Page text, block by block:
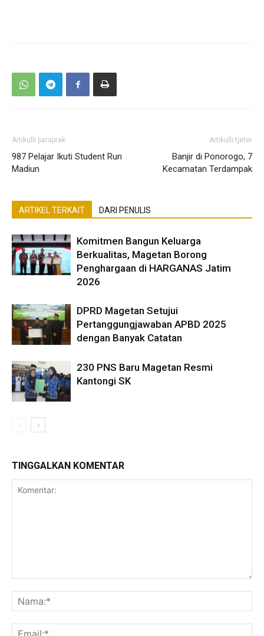
Artikulli paraprak
987 Pelajar Ikuti Student Run
Madiun
Artikulli tjetër
Banjir di Ponorogo, 7
Kecamatan Terdampak
ARTIKEL TERKAIT DARI PENULIS
Komitmen Bangun Keluarga
Berkualitas, Magetan Borong
Penghargaan di HARGANAS Jatim
2026
DPRD Magetan Setujui
Pertanggungjawaban APBD 2025
dengan Banyak Catatan
230 PNS Baru Magetan Resmi
Kantongi SK
TINGGALKAN KOMENTAR